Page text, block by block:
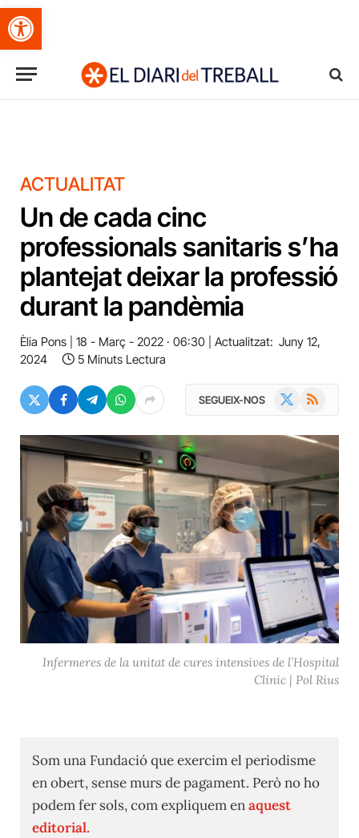
Obre la barra d'eines
ACTUALITAT
Un de cada cinc
professionals sanitaris s’ha
plantejat deixar la professió
durant la pandèmia
Èlia Pons 18 - Març - 2022 · 06:30 Actualitzat: Juny 12,
2024
5 Minuts Lectura
SEGUEIX-NOS RSS
Infermeres de la unitat de cures intensives de l’Hospital
Clínic | Pol Rius
Som una Fundació que exercim el periodisme
en obert, sense murs de pagament. Però no ho
podem fer sols, com expliquem enaquest
editorial.